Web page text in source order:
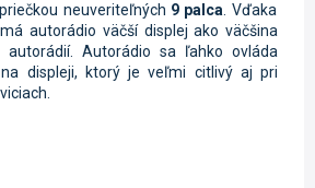
neuveriteľných 9 palca. Vďaka
autorádio väčší displej ako väčšina
autorádií. Autorádio sa ľahko ovláda
na displeji, ktorý je veľmi citlivý aj pri